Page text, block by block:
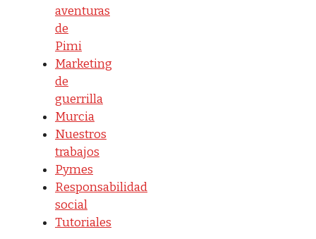
aventuras
de
Pimi
Marketing
de
guerrilla
Murcia
Nuestros
trabajos
Pymes
Responsabilidad
social
Tutoriales